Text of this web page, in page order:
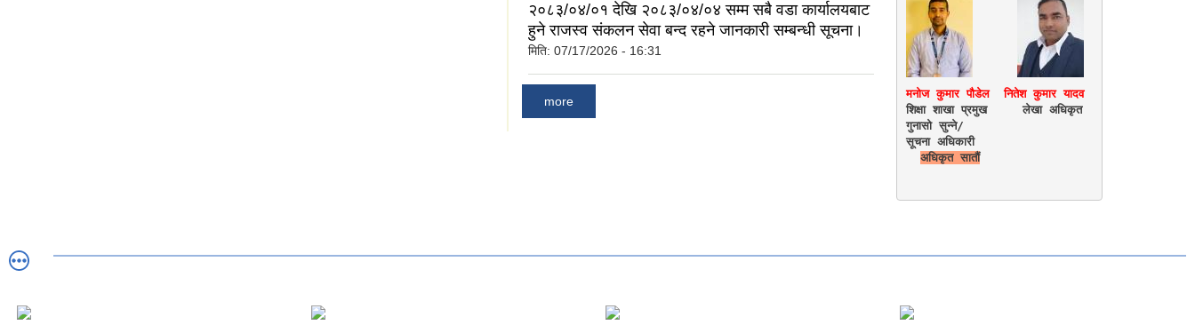
२०८३/०४/०१ देखि २०८३/०४/०४ सम्म सबै वडा कार्यालयबाट
हुने राजस्व संकलन सेवा बन्द रहने जानकारी सम्बन्धी सूचना।
मिति: 07/17/2026 - 16:31
more
मनोज कुमार पौडेल  नितेश कुमार यादव
शिक्षा शाखा प्रमुख     लेखा अधिकृत
गुनासो सुन्ने/
सूचना अधिकारी
अधिकृत सातौं